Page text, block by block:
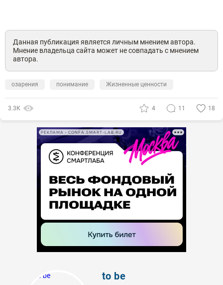
Данная публикация является личным мнением автора.
Мнение владельца сайта может не совпадать с мнением
автора.
озарения понимание Жизненные ценности
3.3К 4 11 18
РЕКЛАМА • CONFA.SMART-LAB.RU
to be